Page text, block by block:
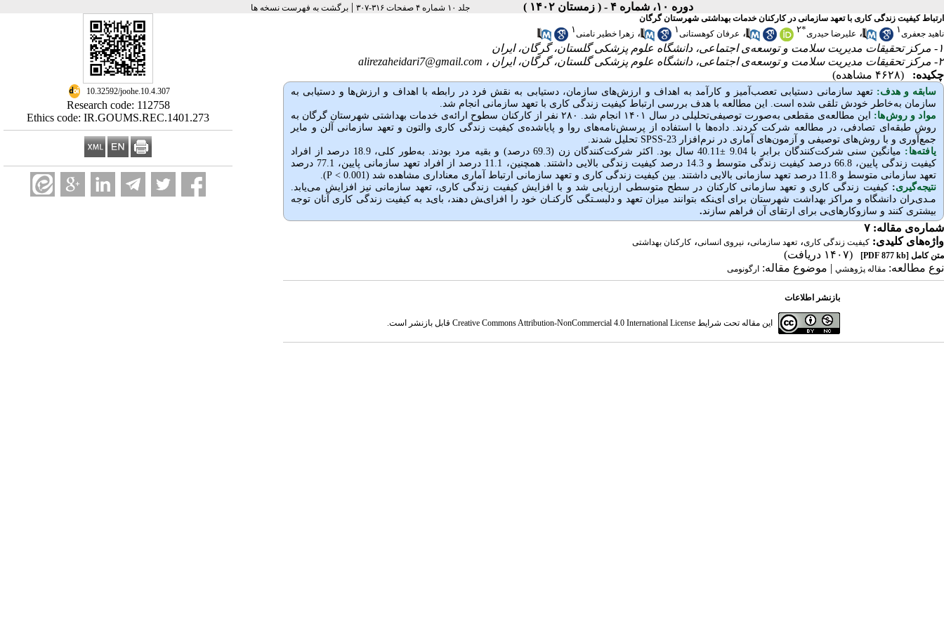
دوره ۱۰، شماره ۴ - ( زمستان ۱۴۰۲ ) جلد ۱۰ شماره ۴ صفحات ۳۱۶-۳۰۷ | برگشت به فهرست نسخه ها
‎ 10.32592/joohe.10.4.307
Research code: 112758
Ethics code: IR.GOUMS.REC.1401.273
ارتباط کیفیت زندگی کاری با تعهد سازمانی در کارکنان خدمات بهداشتی شهرستان گرگان
ناهید جعفری۱ ، علیرضا حیدری*۲ ، عرفان کوهستانی۱ ، زهرا خطیر نامنی۱
۱- مرکز تحقیقات مدیریت سلامت و توسعه‌ی اجتماعی، دانشگاه علوم پزشکی گلستان، گرگان، ایران
۲- مرکز تحقیقات مدیریت سلامت و توسعه‌ی اجتماعی، دانشگاه علوم پزشکی گلستان، گرگان، ایران ،
alirezaheidari7@gmail.com
چکیده:
(۴۶۲۸ مشاهده)
سابقه و هدف:تعهد سازمانی دستیابی تعصب‌آمیز و کارآمد به اهداف و ارزش‌های سازمان، دستیابی به نقش فرد در رابطه با اهداف و ارزش‌ها و دستیابی به
سازمان به‌خاطر خودش تلقی شده است. این مطالعه با هدف بررسی ارتباط کیفیت زندگی کاری با تعهد سازمانی انجام شد.
مواد و روش‌‌ها:
این مطالعه‌ی مقطعی به‌صورت توصیفی‌تحلیلی در سال ۱۴۰۱ انجام شد. ۲۸۰ نفر از کارکنان سطوح ارائه‌ی خدمات بهداشتی شهرستان گرگان به
روش طبقه‌ای تصادفی، در مطالعه شرکت کردند. داده‌ها با استفاده از پرسش‌نامه‌های روا و پایاشده‌ی کیفیت زندگی کاری والتون و تعهد سازمانی آلن و مایر
جمع‌آوری و با روش‌های توصیفی و آزمون‌های آماری در نرم‌افزار SPSS-23 تحلیل شدند.
یافته‌ها: میانگین سنی شرکت‌کنندگان برابر با 9.04 ±40.11 سال بود. اکثر شرکت‌کنندگان زن (69.3 درصد) و بقیه مرد بودند. به‌طور کلی،
18.9 درصد از افراد
کیفیت زندگی پایین، 66.8 درصد کیفیت زندگی متوسط و 14.3 درصد کیفیت زندگی بالایی داشتند. همچنین، 11.1 درصد از افراد تعهد سازمانی پایین، 77.1 درصد
تعهد سازمانی متوسط و 11.8 درصد تعهد سازمانی بالایی داشتند.
بین کیفیت زندگی کاری و تعهد سازمانی ارتباط آماری معناداری مشاهده شد (0.001 > P
).
نتیجه‌گیری: کیفیت زندگی کاری و تعهد سازمانی کارکنان در سطح متوسطی ارزیابی شد و با افزایش کیفیت زندگی کاری، تعهد سازمانی نیز افزایش می‌یابد.
ﻣـﺪیﺮان دانشگاه و مراکز بهداشت شهرستان ﺑﺮای ایﻨﮑﻪ ﺑﺘﻮاﻧﻨﺪ ﻣﯿﺰان ﺗﻌﻬﺪ و دﻟﺒﺴـﺘﮕﯽ ﮐﺎرﮐﻨـﺎن ﺧﻮد را اﻓﺰایﺶ دﻫﻨﺪ، ﺑﺎیﺪ ﺑﻪ ﮐﯿﻔﯿﺖ زﻧﺪﮔﯽ ﮐﺎری آﻧﺎن ﺗﻮﺟﻪ
ﺑﯿﺸﺘﺮی کنند و ﺳﺎزوﮐﺎرﻫﺎیﯽ ﺑﺮای ارﺗﻘﺎی آن ﻓﺮاﻫﻢ ﺳﺎزﻧﺪ .
شماره‌ی مقاله: ۷
واژه‌های کلیدی: کیفیت زندگی کاری، تعهد سازمانی، نیروی انسانی، کارکنان بهداشتی
متن کامل [PDF 877 kb]
(۱۴۰۷ دریافت)
نوع مطالعه: مقاله پژوهشي | موضوع مقاله: ارگونومی
بازنشر اطلاعات
این مقاله تحت شرایط Creative Commons Attribution-NonCommercial 4.0 International Licenseقابل بازنشر است.